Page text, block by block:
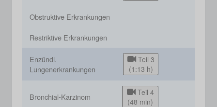
Obstruktive Erkrankungen
Restriktive Erkrankungen
Enzündl.
Lungenerkrankungen
Teil 3
(1:13 h)
Bronchial-Karzinom
Teil 4
(48 min)